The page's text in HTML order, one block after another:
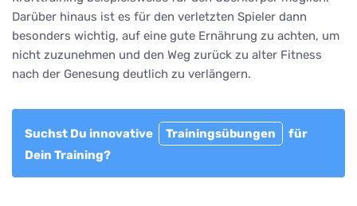
Darüber hinaus ist es für den verletzten Spieler dann
besonders wichtig, auf eine gute Ernährung zu achten, um
nicht zuzunehmen und den Weg zurück zu alter Fitness
nach der Genesung deutlich zu verlängern.
Suchst Du innovative Trainingsübungen
für
Dein Training?